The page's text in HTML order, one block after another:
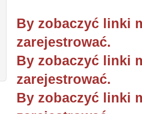
By zobaczyć linki
zarejestrować.
By zobaczyć linki
zarejestrować.
By zobaczyć linki